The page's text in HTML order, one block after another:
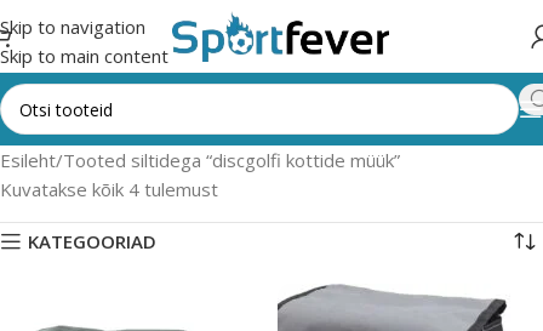
Skip to navigation
Skip to main content
Esileht Tooted siltidega “discgolfi kottide müük”
Kuvatakse kõik 4 tulemust
KATEGOORIAD